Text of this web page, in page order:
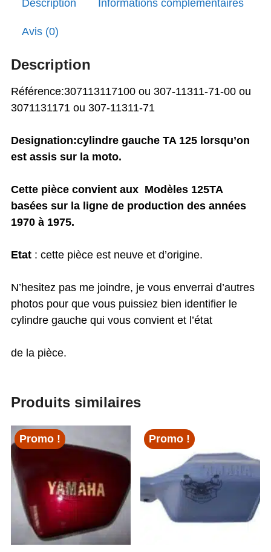
1975
Yamaha
rare
Description Informations complémentaires
Avis (0)
Description
Référence:307113117100 ou 307-11311-71-00 ou
3071131171 ou 307-11311-71
Designation:cylindre gauche TA 125 lorsqu’on
est assis sur la moto.
Cette pièce convient aux Modèles 125TA
basées sur la ligne de production des années
1970 à 1975.
Etat : cette pièce est neuve et d’origine.
N’hesitez pas me joindre, je vous enverrai d’autres
photos pour que vous puissiez bien identifier le
cylindre gauche qui vous convient et l’état
de la pièce.
Produits similaires
Promo ! Promo !